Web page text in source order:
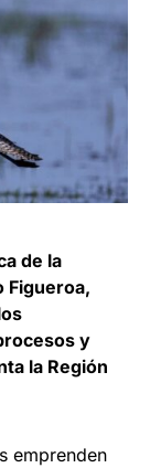
de la
Figueroa,
y
la Región
emprenden